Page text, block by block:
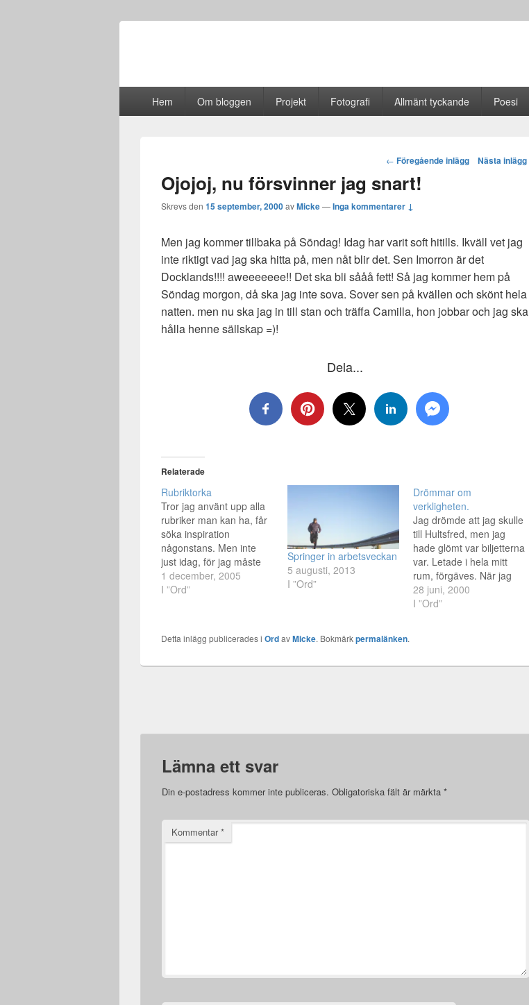
Hem Om bloggen Projekt Fotografi Allmänt tyckande Poesi
Post
navigation
← Föregående inlägg Nästa inlägg
Ojojoj, nu försvinner jag snart!
Skrevs den 15 september, 2000avMicke—Inga kommentarer ↓
Men jag kommer tillbaka på Söndag! Idag har varit soft hitills. Ikväll vet jag
inte riktigt vad jag ska hitta på, men nåt blir det. Sen Imorron är det
Docklands!!!! aweeeeeee!! Det ska bli sååå fett! Så jag kommer hem på
Söndag morgon, då ska jag inte sova. Sover sen på kvällen och skönt hela
natten. men nu ska jag in till stan och träffa Camilla, hon jobbar och jag ska
hålla henne sällskap =)!
Dela...
Relaterade
Rubriktorka
Tror jag använt upp alla
rubriker man kan ha, får
söka inspiration
någonstans. Men inte
just idag, för jag måste
måste sova. Låg och
nästan somnade här
arbetsveckan. Samt att
1 december, 2005
I ”Ord”
Springer in arbetsveckan
5 augusti, 2013
I ”Ord”
Drömmar om
verkligheten.
Jag drömde att jag skulle
till Hultsfred, men jag
hade glömt var biljetterna
var. Letade i hela mitt
rum, förgäves. När jag
vaknade så tänkte jag att
fan, nu kan jag inteåka,
28 juni, 2000
I ”Ord”
Detta inlägg publicerades i OrdavMicke. Bokmärkpermalänken.
Lämna ett svar
Din e-postadress kommer inte publiceras. Obligatoriska fält är märkta *
Kommentar*